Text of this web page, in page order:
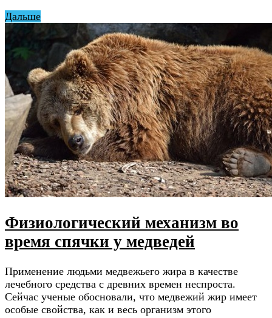
Дальше
Физиологический механизм во
время спячки у медведей
Применение людьми медвежьего жира в качестве
лечебного средства c древних времен неспроста.
Сейчас ученые обосновали, что медвежий жир имеет
особые свойства, как и весь организм этого